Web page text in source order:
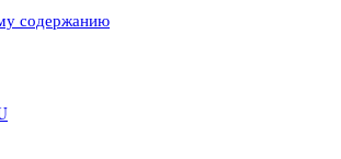
содержанию